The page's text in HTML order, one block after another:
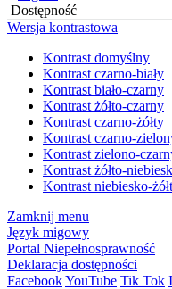
Dostępność
Wersja kontrastowa
Kontrast domyślny
Kontrast czarno-biały
Kontrast biało-czarny
Kontrast żółto-czarny
Kontrast czarno-żółty
Kontrast czarno-
Kontrast zielono-
Kontrast żółto-
Kontrast niebiesko-
Zamknij menu
Język migowy
Portal Niepełnosprawność
Deklaracja dostępności
FacebookYouTube Tik Tok